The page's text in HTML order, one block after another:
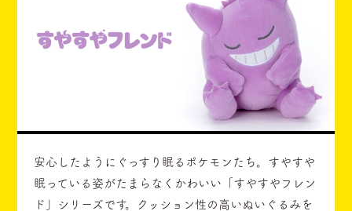
安心したようにぐっすり眠るポケモンたち。すやすや
眠っている姿がたまらなくかわいい「すやすやフレン
ド」シリーズです。クッション性の高いぬいぐるみを